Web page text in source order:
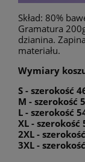
Skład: 80%
Gramatura
dzianina.
materiału.
Wymiary
S - szerokość
M - szerokość
L - szerokość
XL - szerokość
2XL -
3XL -